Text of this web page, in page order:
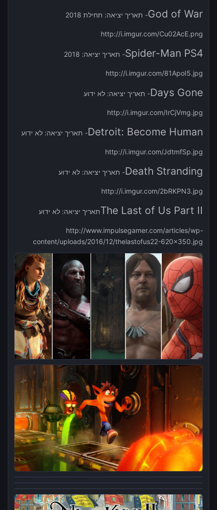
God of War- תאריך יציאה: תחילת 2018
http://i.imgur.com/Cu02AcE.png
Spider-Man PS4- תאריך יציאה: 2018
http://i.imgur.com/81ApoI5.jpg
Days Gone- תאריך יציאה: לא ידוע
http://i.imgur.com/IrCjVmg.jpg
Detroit: Become Human- תאריך יציאה: לא ידוע
http://i.imgur.com/JdtmfSp.jpg
Death Stranding- תאריך יציאה: לא ידוע
http://i.imgur.com/2bRKPN3.jpg
The Last of Us Part IIתאריך יציאה: לא ידוע
http://www.impulsegamer.com/articles/wp-
content/uploads/2016/12/thelastofus22-620x350.jpg